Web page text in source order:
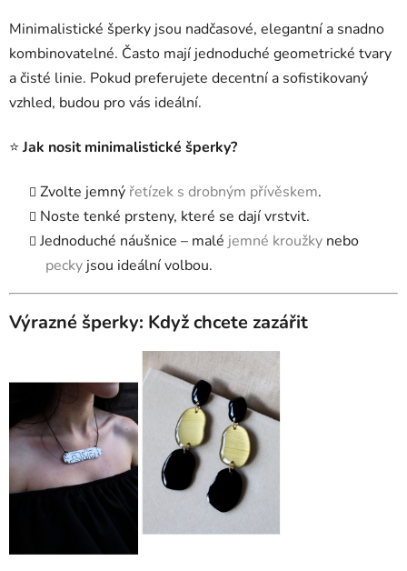
Minimalistické šperky jsou nadčasové, elegantní a snadno
kombinovatelné. Často mají jednoduché geometrické tvary
a čisté linie. Pokud preferujete decentní a sofistikovaný
vzhled, budou pro vás ideální.
⭐ Jak nosit minimalistické šperky?
Zvolte jemný řetízek s drobným přívěskem.
Noste tenké prsteny, které se dají vrstvit.
Jednoduché náušnice – malé jemné kroužky nebo
pecky jsou ideální volbou.
Výrazné šperky: Když chcete zazářit